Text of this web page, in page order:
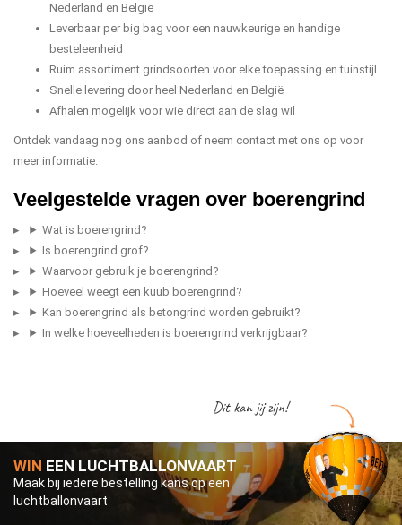
Nederland en België
Leverbaar per big bag voor een nauwkeurige en handige
besteleenheid
Ruim assortiment grindsoorten voor elke toepassing en tuinstijl
Snelle levering door heel Nederland en België
Afhalen mogelijk voor wie direct aan de slag wil
Ontdek vandaag nog ons aanbod of neem contact met ons op voor
meer informatie.
Veelgestelde vragen over boerengrind
Wat is boerengrind?
Is boerengrind grof?
Waarvoor gebruik je boerengrind?
Hoeveel weegt een kuub boerengrind?
Kan boerengrind als betongrind worden gebruikt?
In welke hoeveelheden is boerengrind verkrijgbaar?
WIN EEN LUCHTBALLONVAART
Maak bij iedere bestelling kans op een
luchtballonvaart
Dit kan jij zijn!